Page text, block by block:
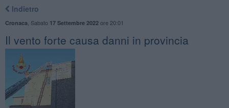
Indietro
Cronaca Sabato 17 Settembre 2022ore 20:01
Il vento forte causa danni in provincia